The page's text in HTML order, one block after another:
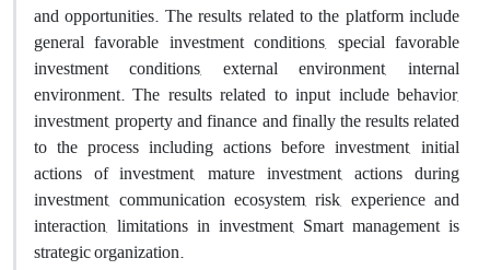
and opportunities. The results related to the platform include
general favorable investment conditions, special favorable
investment conditions, external environment, internal
environment. The results related to input include behavior,
investment, property and finance and finally the results related
to the process including actions before investment, initial
actions of investment, mature investment, actions during
investment, communication ecosystem, risk, experience and
interaction, limitations in investment, Smart management is
strategic organization.